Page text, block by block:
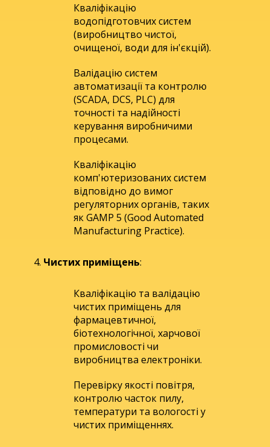
Кваліфікацію
водопідготовчих систем
(виробництво чистої,
очищеної, води для ін'єкцій).
Валідацію систем
автоматизації та контролю
(SCADA, DCS, PLC) для
точності та надійності
керування виробничими
процесами.
Кваліфікацію
комп'ютеризованих систем
відповідно до вимог
регуляторних органів, таких
як GAMP 5 (Good Automated
Manufacturing Practice).
Чистих приміщень:
Кваліфікацію та валідацію
чистих приміщень для
фармацевтичної,
біотехнологічної, харчової
промисловості чи
виробництва електроніки.
Перевірку якості повітря,
контролю часток пилу,
температури та вологості у
чистих приміщеннях.